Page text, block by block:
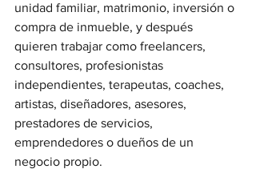
unidad familiar, matrimonio, inversión o
compra de inmueble, y después
quieren trabajar como freelancers,
consultores, profesionistas
independientes, terapeutas, coaches,
artistas, diseñadores, asesores,
prestadores de servicios,
emprendedores o dueños de un
negocio propio.